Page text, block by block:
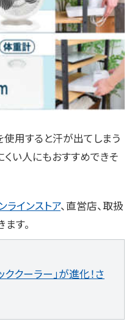
使用すると汗が出てしまう
くい人にもおすすめできそ
ラインストア、直営店、取扱
す。
ククーラー」が進化！さ